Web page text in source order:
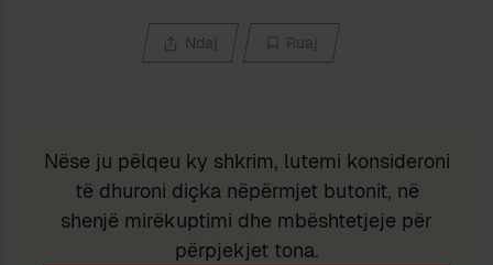
Ndaj Ruaj
Nëse ju pëlqeu ky shkrim, lutemi konsideroni
të dhuroni diçka nëpërmjet butonit, në
shenjë mirëkuptimi dhe mbështetjeje për
përpjekjet tona.